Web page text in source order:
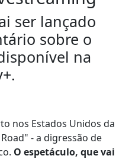
ser lançado
sobre o
na
nos Estados Unidos da
- a digressão de
O espetáculo, que vai